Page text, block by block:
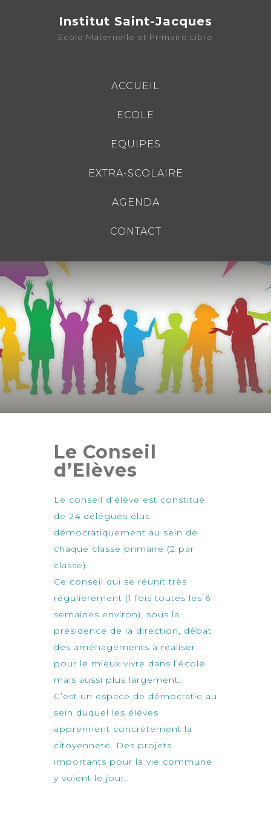
Institut Saint-Jacques
Ecole Maternelle et Primaire Libre
ACCUEIL
ECOLE
EQUIPES
EXTRA-SCOLAIRE
AGENDA
CONTACT
Le Conseil
d’Elèves
Le conseil d’élève est constitué
de 24 délégués élus
démocratiquement au sein de
chaque classe primaire (2 par
classe).
Ce conseil qui se réunit très
régulièrement (1 fois toutes les 6
semaines environ), sous la
présidence de la direction, débat
des aménagements à réaliser
pour le mieux vivre dans l’école
mais aussi plus largement.
C’est un espace de démocratie au
sein duquel les élèves
apprennent concrètement la
citoyenneté. Des projets
importants pour la vie commune
y voient le jour.